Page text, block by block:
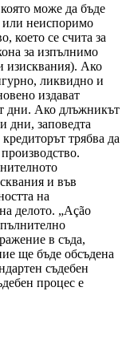
може да бъде
или неиспоримо
което се счита за
за изпълнимо
изисквания). Ако
ликвидно и
издават
дни. Ако длъжникът
дни, заповедта
трябва да
и във
на
делото. „Ação
в съда,
ще бъде обсъдена
съдебен
процес е